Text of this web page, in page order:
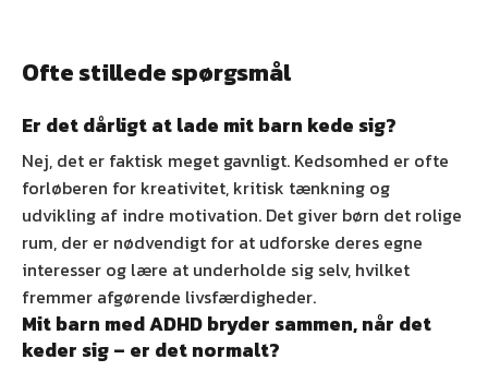
Ofte stillede spørgsmål
Er det dårligt at lade mit barn kede sig?
Nej, det er faktisk meget gavnligt. Kedsomhed er ofte
forløberen for kreativitet, kritisk tænkning og
udvikling af indre motivation. Det giver børn det rolige
rum, der er nødvendigt for at udforske deres egne
interesser og lære at underholde sig selv, hvilket
fremmer afgørende livsfærdigheder.
Mit barn med ADHD bryder sammen, når det
keder sig – er det normalt?